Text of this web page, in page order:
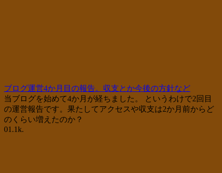
ブログ運営4か月目の報告。収支とか今後の方針など
当ブログを始めて4か月が経ちました。 というわけで2回目
の運営報告です。果たしてアクセスや収支は2か月前からど
のくらい増えたのか？
01.1k.